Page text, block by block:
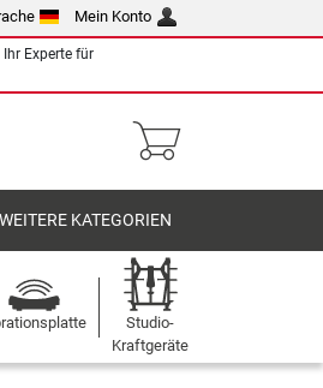
Mein Konto
Experte für
WEITERE KATEGORIEN
Studio-
Kraftgeräte